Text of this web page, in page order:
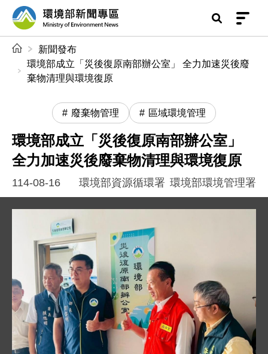
前往中央內容區塊
環境部新聞專區
新聞發布
環境部成立「災後復原南部辦公室」 全力加速災後廢
棄物清理與環境復原
廢棄物管理 區域環境管理
環境部成立「災後復原南部辦公室」
全力加速災後廢棄物清理與環境復原
114-08-16 環境部資源循環署 環境部環境管理署